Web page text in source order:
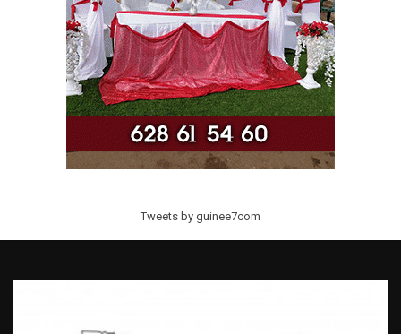
Tweets by guinee7com